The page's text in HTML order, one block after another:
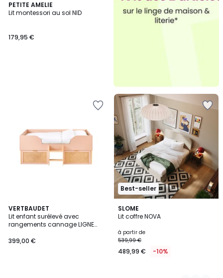
PETITE AMELIE
Lit montessori au sol NID
179,95 €
VERTBAUDET
Lit enfant surélevé avec
rangements cannage LIGNE
399,00 €
Best-seller
SLOME
Lit coffre NOVA
à partir de
539,99 €
489,99 € -10%
3
Couleurs